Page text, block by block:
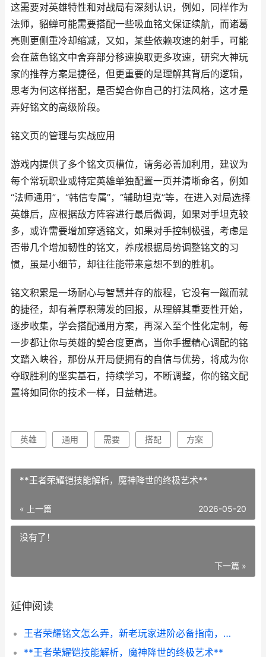
这需要对英雄特性和对战局有深刻认识，例如，同样作为
法师，貂蝉可能需要搭配一些吸血铭文保证续航，而诸葛
亮则更侧重冷却缩减，又如，某些依赖攻速的射手，可能
会在蓝色铭文中舍弃部分移速换取更多攻速，研究大神玩
家的推荐方案是捷径，但更重要的是理解其背后的逻辑，
思考为何这样搭配，是否契合你自己的打法风格，这才是
弄好铭文的高级阶段。
铭文页的管理与实战应用
游戏内提供了多个铭文页槽位，请务必善加利用，建议为
每个常玩职业或特定英雄单独配置一页并清晰命名，例如
“法师通用”，“韩信专属”，“辅助坦克”等，在进入对局选择
英雄后，应根据敌方阵容进行最后微调，如果对手坦克较
多，或许需要增加穿透铭文，如果对手控制极强，考虑是
否带几个增加韧性的铭文，养成根据局势调整铭文的习
惯，虽是小细节，却往往能带来意想不到的胜机。
铭文积累是一场耐心与智慧并存的旅程，它没有一蹴而就
的捷径，却有着厚积薄发的回报，从理解其重要性开始，
逐步收集，学会搭配通用方案，再深入至个性化定制，每
一步都让你与英雄的契合度更高，当你手握精心调配的铭
文踏入峡谷，那份从开局便拥有的自信与优势，将成为你
夺取胜利的坚实基石，持续学习，不断调整，你的铭文配
置将如同你的技术一样，日益精进。
英雄 通用 需要 搭配 方案
**王者荣耀铠技能解析，魔神降世的终极艺术**
« 上一篇 2026-05-20
没有了！
下一篇 »
延伸阅读
王者荣耀铭文怎么弄，新老玩家进阶必备指南，副标题，铭文系统深度解析与高效配置攻略
**王者荣耀铠技能解析，魔神降世的终极艺术**